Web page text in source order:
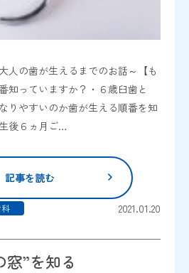
人の歯が生えるまでのお話～【も
知っていますか？・６歳臼歯と
りやすいのか歯が生える順番を知
後６ヵ月ご…
記事を読む
2021.01.20
”を知る